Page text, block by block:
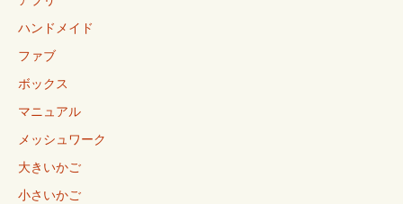
ハンドメイド
ファブ
ボックス
マニュアル
メッシュワーク
大きいかご
小さいかご